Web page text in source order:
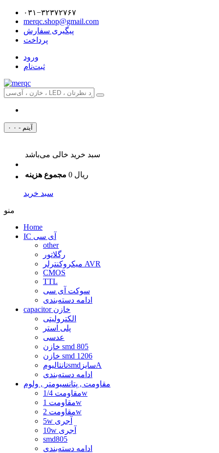
۰۳۱−۳۲۳۷۲۷۶۷
merqc.shop@gmail.com
پیگیری سفارش
پرداخت
ورود
ثبت‌نام
۰ آیتم - ۰
سبد خرید خالی می‌باشد
مجموع هزینه 0 ریال
سبد خرید
منو
Home
IC آی سی
other
رگلاتور
میکروکنترلر AVR
CMOS
TTL
سوکت آی سی
ادامه دسته‌بندی
capacitor خازن
الکترولیتی
پلی استر
عدسی
خازن smd 805
خازن smd 1206
تانتالیومsmdسایزA
ادامه دسته‌بندی
مقاومت , پتانسیومتر , ولوم
مقاومت 1/4w
مقاومت 1w
مقاومت 2w
5w آجری
10w آجری
smd805
ادامه دسته‌بندی